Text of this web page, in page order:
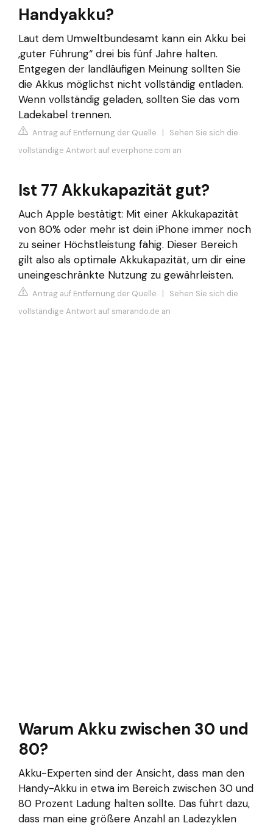
Handyakku?
Laut dem Umweltbundesamt kann ein Akku bei
‚guter Führung“ drei bis fünf Jahre halten.
Entgegen der landläufigen Meinung sollten Sie
die Akkus möglichst nicht vollständig entladen.
Wenn vollständig geladen, sollten Sie das vom
Ladekabel trennen.
Antrag auf Entfernung der Quelle | Sehen Sie sich die
vollständige Antwort auf everphone.com an
Ist 77 Akkukapazität gut?
Auch Apple bestätigt: Mit einer Akkukapazität
von 80% oder mehr ist dein iPhone immer noch
zu seiner Höchstleistung fähig. Dieser Bereich
gilt also als optimale Akkukapazität, um dir eine
uneingeschränkte Nutzung zu gewährleisten.
Antrag auf Entfernung der Quelle | Sehen Sie sich die
vollständige Antwort auf smarando.de an
Warum Akku zwischen 30 und
80?
Akku-Experten sind der Ansicht, dass man den
Handy-Akku in etwa im Bereich zwischen 30 und
80 Prozent Ladung halten sollte. Das führt dazu,
dass man eine größere Anzahl an Ladezyklen